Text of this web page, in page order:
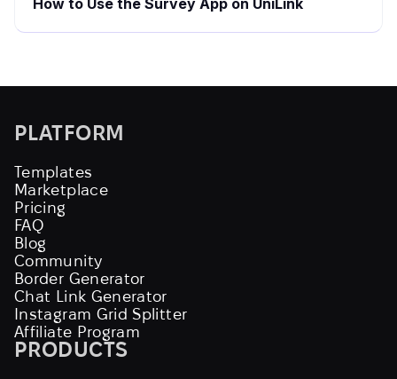
How to Use the Survey App on UniLink
PLATFORM
Templates
Marketplace
Pricing
FAQ
Blog
Community
Border Generator
Chat Link Generator
Instagram Grid Splitter
Affiliate Program
PRODUCTS